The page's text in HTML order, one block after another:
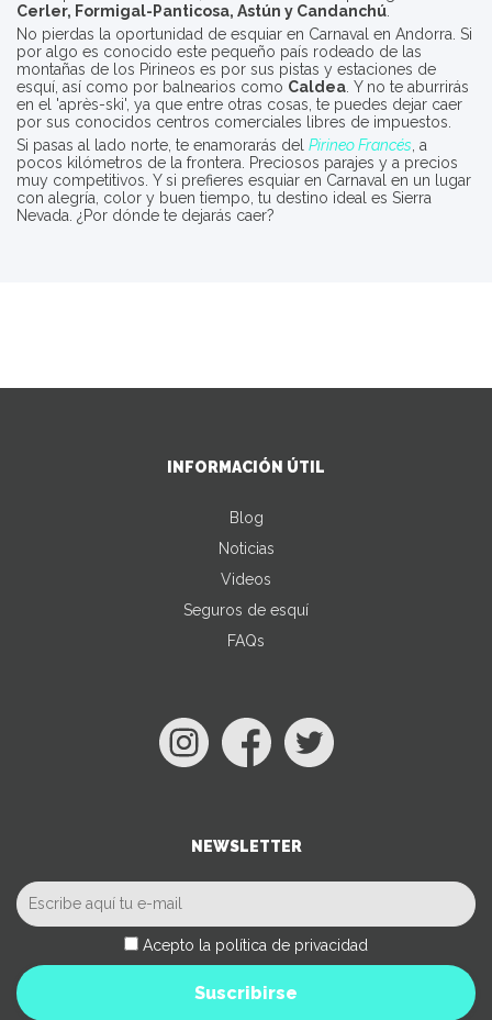
Cerler, Formigal-Panticosa, Astún y Candanchú
No pierdas la oportunidad de esquiar en Carnaval en Andorra. Si
por algo es conocido este pequeño país rodeado de las
montañas de los Pirineos es por sus pistas y estaciones de
esquí, así como por balnearios como Caldea . Y no te aburrirás
en el 'après-ski', ya que entre otras cosas, te puedes dejar caer
por sus conocidos centros comerciales libres de impuestos.
Si pasas al lado norte, te enamorarás del Pirineo Francés , a
pocos kilómetros de la frontera. Preciosos parajes y a precios
muy competitivos. Y si prefieres esquiar en Carnaval en un lugar
con alegría, color y buen tiempo, tu destino ideal es Sierra
Nevada. ¿Por dónde te dejarás caer?
INFORMACIÓN ÚTIL
Blog
Noticias
Videos
Seguros de esquí
FAQs
NEWSLETTER
Acepto la política de privacidad
Suscribirse